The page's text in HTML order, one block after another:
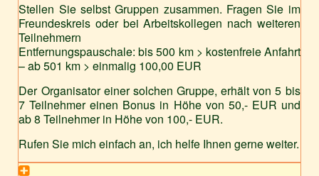
Stellen Sie selbst Gruppen zusammen. Fragen Sie im
Freundeskreis oder bei Arbeitskollegen nach weiteren
Teilnehmern
Entfernungspauschale: bis 500 km > kostenfreie Anfahrt
– ab 501 km > einmalig 100,00 EUR
Der Organisator einer solchen Gruppe, erhält von 5 bis
7 Teilnehmer einen Bonus in Höhe von 50,- EUR und
ab 8 Teilnehmer in Höhe von 100,- EUR.
Rufen Sie mich einfach an, ich helfe Ihnen gerne weiter.